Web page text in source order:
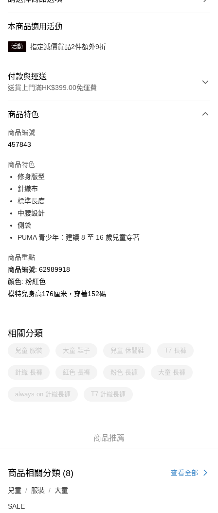
本商品適用活動
活動 指定減價貨品2件額外9折
付款與運送
送貨上門滿HK$399.00免運費
信用卡
線上付款
Alipay, PayMe, WeChat Pay, UnionPay, FPS
送貨方式
單筆訂單淨值滿$399可享免運費優惠
每筆HK$30.00，滿HK$399.00或以上免運費
滿$599可享澳門免運費優惠
商品特色
商品編號
457843
商品特色
修身版型
針織布
標準長度
中腰設計
側袋
PUMA 青少年：建議 8 至 16 歲兒童穿著
商品重點
商品編號: 62989918
顏色: 粉紅色
模特兒身高176厘米，穿著152碼
相關分類
兒童 服裝 大童 鞋子 兒童 休閒鞋 T7 長褲
針織 長褲 紅色 長褲 粉色 長褲 大童 長褲
always on 針織長褲 T7 針織長褲
商品推薦
商品相關分類 (8) 查看全部
兒童 服裝 大童
SALE